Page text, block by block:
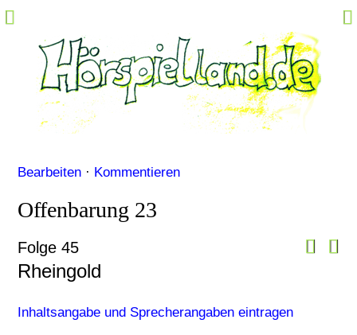
Hörspiel-Fakten
Sprecher-Fakten
Kommentare
Marktplatz
M@il
Community Login
Bearbeiten · Kommentieren
Offenbarung 23
Folge 45
Rheingold
Inhaltsangabe und Sprecherangaben eintragen